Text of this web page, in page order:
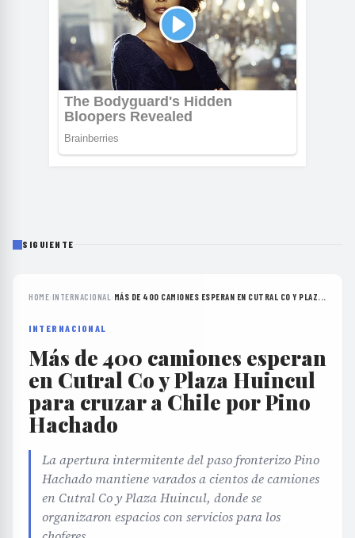
SIGUIENTE
HOME INTERNACIONAL MÁS DE 400 CAMIONES ESPERAN EN CUTRAL CO Y PLAZ...
INTERNACIONAL
Más de 400 camiones esperan
en Cutral Co y Plaza Huincul
para cruzar a Chile por Pino
Hachado
La apertura intermitente del paso fronterizo Pino
Hachado mantiene varados a cientos de camiones
en Cutral Co y Plaza Huincul, donde se
organizaron espacios con servicios para los